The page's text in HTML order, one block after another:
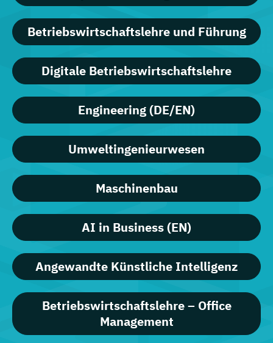
Betriebswirtschaftslehre und Führung
Digitale Betriebswirtschaftslehre
Engineering (DE/EN)
Umweltingenieurwesen
Maschinenbau
AI in Business (EN)
Angewandte Künstliche Intelligenz
Betriebswirtschaftslehre – Office
Management